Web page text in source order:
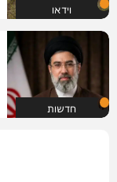
וידאו
חדשות